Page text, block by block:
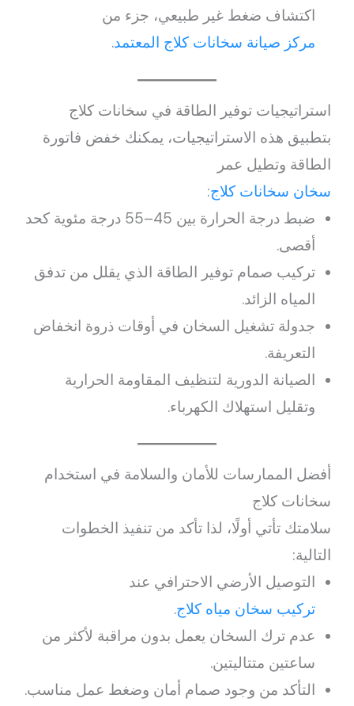
اكتشاف ضغط غير طبيعي، جزء من
مركز صيانة سخانات كلاج المعتمد.
استراتيجيات توفير الطاقة في سخانات كلاج
بتطبيق هذه الاستراتيجيات، يمكنك خفض فاتورة
الطاقة وتطيل عمر
سخان سخانات كلاج:
ضبط درجة الحرارة بين 45–55 درجة مئوية كحد
أقصى.
تركيب صمام توفير الطاقة الذي يقلل من تدفق
المياه الزائد.
جدولة تشغيل السخان في أوقات ذروة انخفاض
التعريفة.
الصيانة الدورية لتنظيف المقاومة الحرارية
وتقليل استهلاك الكهرباء.
أفضل الممارسات للأمان والسلامة في استخدام
سخانات كلاج
سلامتك تأتي أولًا، لذا تأكد من تنفيذ الخطوات
التالية:
التوصيل الأرضي الاحترافي عند
تركيب سخان مياه كلاج.
عدم ترك السخان يعمل بدون مراقبة لأكثر من
ساعتين متتاليتين.
التأكد من وجود صمام أمان وضغط عمل مناسب.